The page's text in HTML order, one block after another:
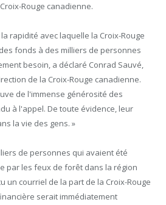
Rouge canadienne.
rapidité avec laquelle la Croix-Rouge
fonds à des milliers de personnes
besoin, a déclaré Conrad Sauvé,
de la Croix-Rouge canadienne.
de l'immense générosité des
à l'appel. De toute évidence, leur
la vie des gens. »
de personnes qui avaient été
par les feux de forêt dans la région
un courriel de la part de la Croix-Rouge
serait immédiatement